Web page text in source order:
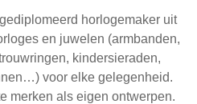
horlogemaker uit
en juwelen (armbanden,
kindersieraden,
voor elke gelegenheid.
merken als eigen ontwerpen.